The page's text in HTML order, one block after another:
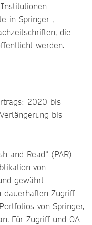
in Springer-,
die
werden.
2020 bis
bis
and Read“ (PAR)-
von
gewährt
dauerhaften Zugriff
von Springer,
Für Zugriff und OA-